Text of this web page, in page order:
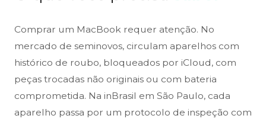
Comprar um MacBook requer atenção. No
mercado de seminovos, circulam aparelhos com
histórico de roubo, bloqueados por iCloud, com
peças trocadas não originais ou com bateria
comprometida. Na inBrasil em São Paulo, cada
aparelho passa por um protocolo de inspeção com